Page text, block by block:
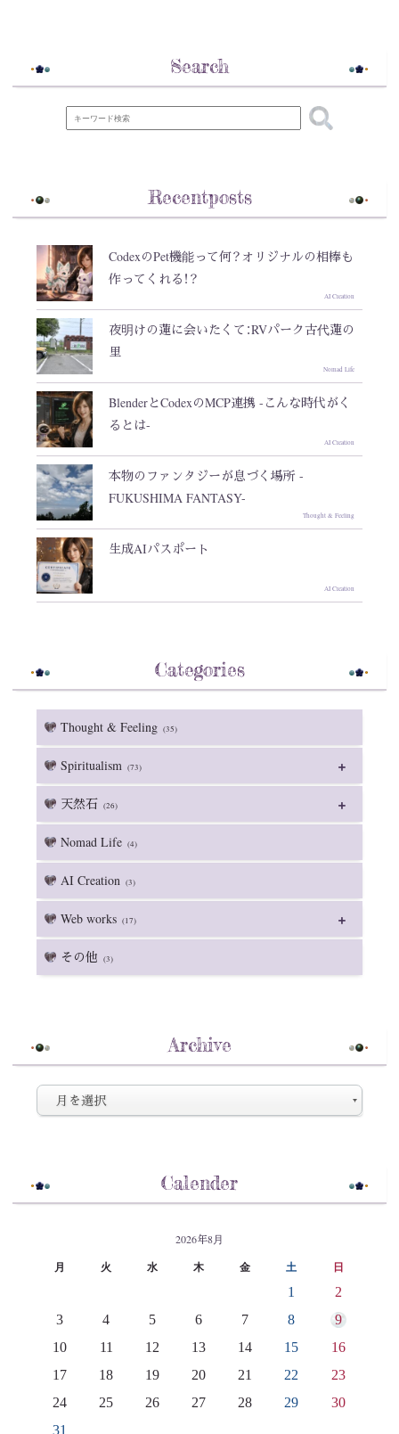
Search
Recentposts
CodexのPet機能って何？オリジナルの相棒も
作ってくれる！？
AI Creation
夜明けの蓮に会いたくて：RVパーク古代蓮の
里
Nomad Life
BlenderとCodexのMCP連携 -こんな時代がく
るとは-
AI Creation
本物のファンタジーが息づく場所 -
FUKUSHIMA FANTASY-
Thought & Feeling
生成AIパスポート
AI Creation
Categories
Thought & Feeling (35)
Spiritualism (73)
天然石 (26)
Nomad Life (4)
AI Creation (3)
Web works (17)
その他 (3)
Archive
Calender
2026年8月
月 火 水 木 金 土
日
1
2
3
4 5 6 7 8
9
10
11 12 13 14 15
16
17
18 19 20 21 22
23
24
25 26 27 28 29
30
31